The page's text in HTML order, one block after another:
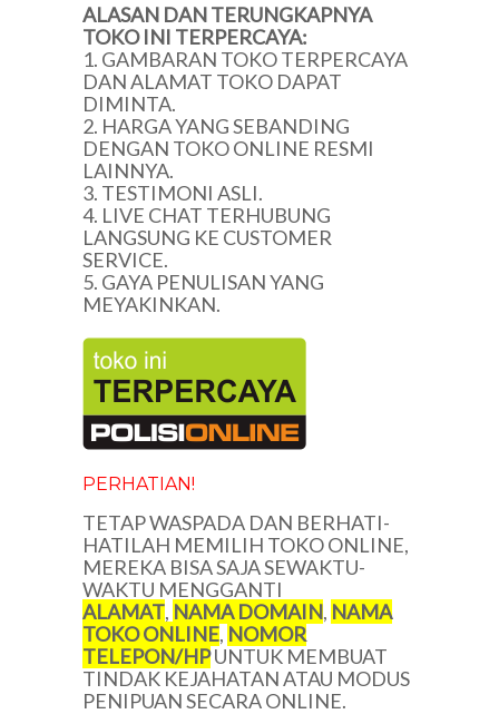
ALASAN DAN TERUNGKAPNYA
TOKO INI TERPERCAYA:
1. GAMBARAN TOKO TERPERCAYA
DAN ALAMAT TOKO DAPAT
DIMINTA.
2. HARGA YANG SEBANDING
DENGAN TOKO ONLINE RESMI
LAINNYA.
3. TESTIMONI ASLI.
4. LIVE CHAT TERHUBUNG
LANGSUNG KE CUSTOMER
SERVICE.
5. GAYA PENULISAN YANG
MEYAKINKAN.
PERHATIAN!
TETAP WASPADA DAN BERHATI-
HATILAH MEMILIH TOKO ONLINE,
MEREKA BISA SAJA SEWAKTU-
WAKTU MENGGANTI
ALAMAT, NAMA DOMAIN, NAMA
TOKO ONLINE, NOMOR
TELEPON/HPUNTUK MEMBUAT
TINDAK KEJAHATAN ATAU MODUS
PENIPUAN SECARA ONLINE.